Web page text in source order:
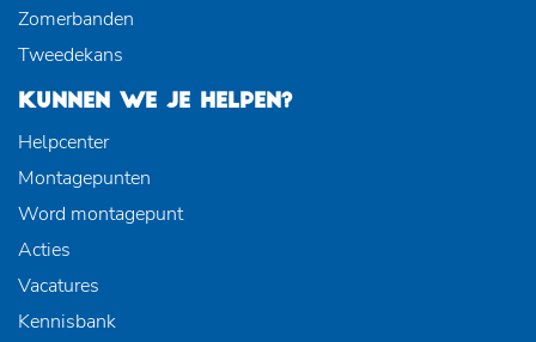
Zomerbanden
Tweedekans
KUNNEN WE JE HELPEN?
Helpcenter
Montagepunten
Word montagepunt
Acties
Vacatures
Kennisbank